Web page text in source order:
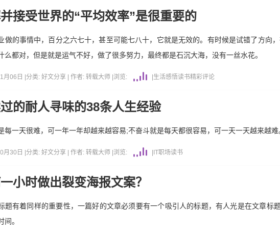
接受世界的“平均效率”是很重要的
做的事情中，百分之六七十，甚至可能七八十，它就是无效的。有时候是试错了方向
么都对，但是就是运气不好，做了很多努力，最终都是石沉大海，没有一丝水花。
06日 | 分类: 好文分享 | 作者: 转载大师 浏览: 生活感悟读书精彩评论
的耐人寻味的38条人生经验
每一天很难，可一年一年却越来越容易;不奋斗就是每天都很容易，可一天一天越来越难
30日 | 分类: 好文分享 | 作者: 转载大师 浏览: IT职场读书
小时做出裂变海报文案？
题有着同样的重要性，一篇好的文章必须要有一个吸引人的标题，有人光是在文章标
间。